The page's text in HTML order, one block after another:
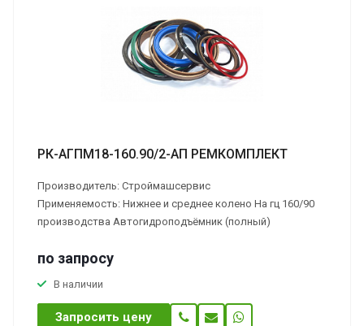
РК-АГПМ18-160.90/2-АП РЕМКОМПЛЕКТ
Производитель: Строймашсервис
Применяемость: Нижнее и среднее колено На гц 160/90
производства Автогидроподъёмник (полный)
по запросу
В наличии
Запросить цену